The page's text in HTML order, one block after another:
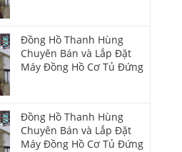
Đồng Hồ Thanh Hùng
Chuyên Bán và Lắp Đặt
Máy Đồng Hồ Cơ Tủ Đứng
Đồng Hồ Thanh Hùng
Chuyên Bán và Lắp Đặt
Máy Đồng Hồ Cơ Tủ Đứng